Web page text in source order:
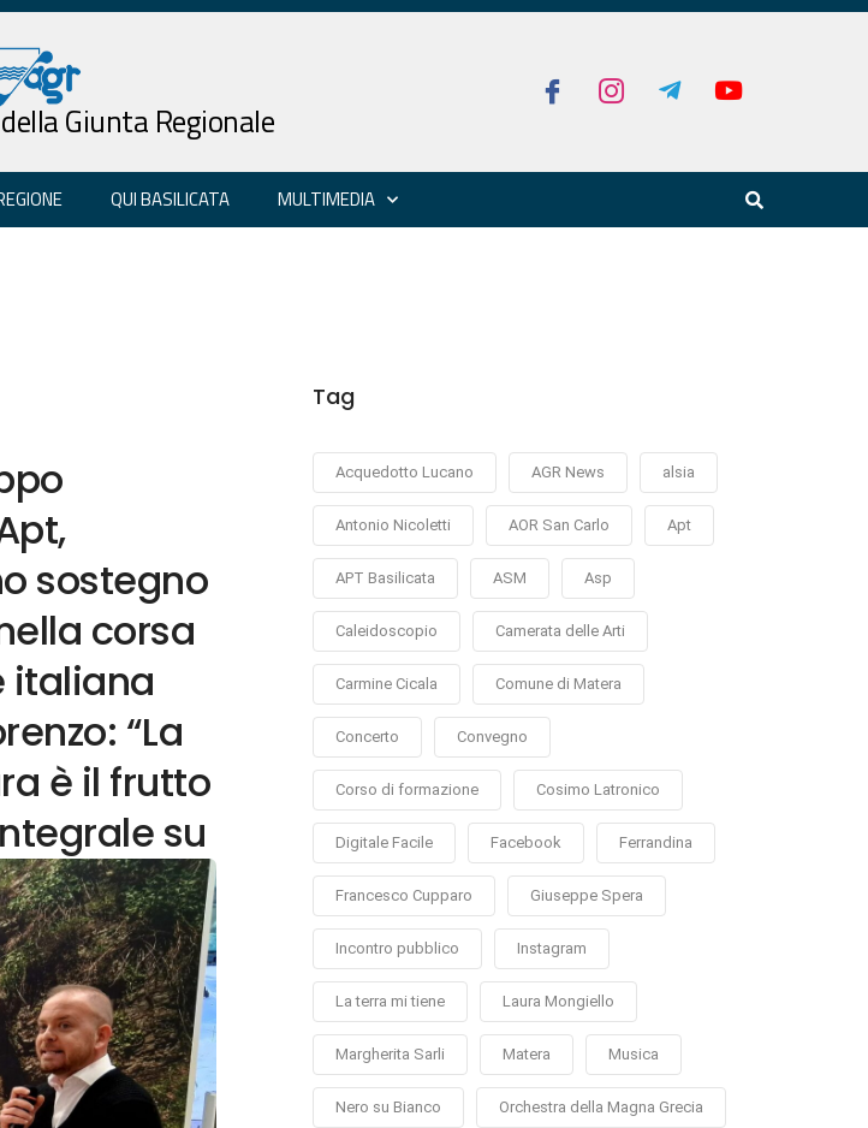
Giunta Regionale
QUI BASILICATA MULTIMEDIA
sostegno
corsa
italiana
“La
è il frutto
su
Tag
Acquedotto Lucano AGR News alsia
Antonio Nicoletti AOR San Carlo Apt
APT Basilicata ASM Asp
Caleidoscopio Camerata delle Arti
Carmine Cicala Comune di Matera
Concerto Convegno
Corso di formazione Cosimo Latronico
Digitale Facile Facebook Ferrandina
Francesco Cupparo Giuseppe Spera
Incontro pubblico Instagram
La terra mi tiene Laura Mongiello
Margherita Sarli Matera Musica
Nero su Bianco Orchestra della Magna Grecia